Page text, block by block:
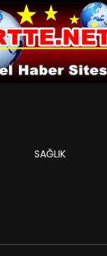
SAĞLIK